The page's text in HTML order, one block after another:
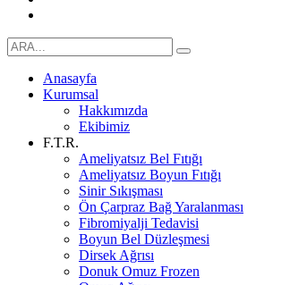
Anasayfa
Kurumsal
Hakkımızda
Ekibimiz
F.T.R.
Ameliyatsız Bel Fıtığı
Ameliyatsız Boyun Fıtığı
Sinir Sıkışması
Ön Çarpraz Bağ Yaralanması
Fibromiyalji Tedavisi
Boyun Bel Düzleşmesi
Dirsek Ağrısı
Donuk Omuz Frozen